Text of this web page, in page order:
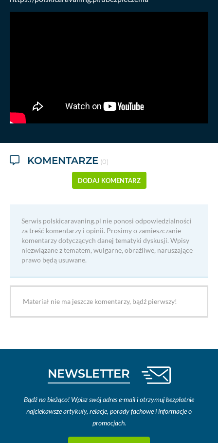
KOMENTARZE (0)
DODAJ KOMENTARZ
Serwis polskicaravaning.pl nie ponosi odpowiedzialności
za treść komentarzy i opinii. Prosimy o zamieszczanie
komentarzy dotyczących danej tematyki dyskusji. Wpisy
niezwiązane z tematem, wulgarne, obraźliwe, naruszające
prawo będą usuwane.
Materiał nie ma jeszcze komentarzy, bądź pierwszy!
NEWSLETTER
Bądź na bieżąco! Wpisz swój adres e-mail i otrzymuj bezpłatnie
najciekawsze artykuły, relacje, porady fachowe i informacje o
promocjach.